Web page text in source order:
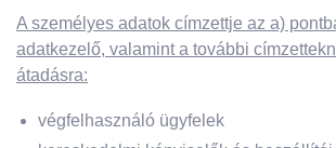
A személyes adatok címzettje az a)
adatkezelő, valamint a további
átadásra:
végfelhasználó ügyfelek